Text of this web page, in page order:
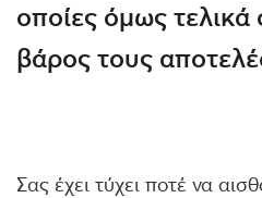
οποίες όμως τελικά
βάρος τους
Σας έχει τύχει ποτέ να